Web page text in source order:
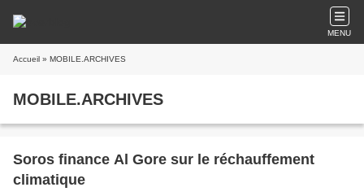
MENU
Accueil » MOBILE.ARCHIVES
MOBILE.ARCHIVES
Soros finance Al Gore sur le réchauffement
climatique